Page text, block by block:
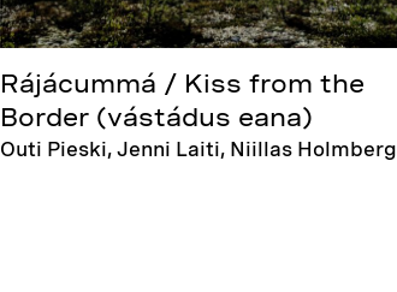
Rájácummá / Kiss from the
Border (vástádus eana)
Outi Pieski, Jenni Laiti, Niillas Holmberg